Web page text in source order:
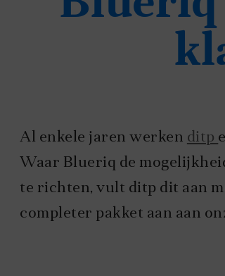
Al enkele jaren werken ditp
Waar Blueriq de
te richten, vult ditp dit aan
completer pakket aan aan